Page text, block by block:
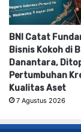
BNI Catat
Bisnis Kokoh di
Danantara,
Pertumbuhan
Kualitas Aset
7 Agustus 2026